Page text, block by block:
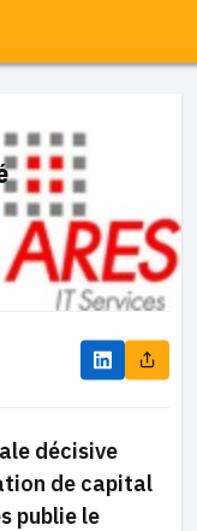
décisive
de capital
publie le